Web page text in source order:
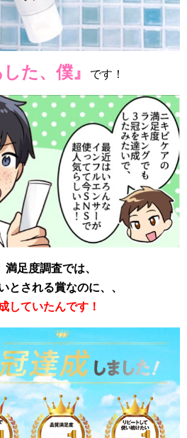
た、僕』 です！
満足度調査では、
とされる賞なのに、、
していたんです！